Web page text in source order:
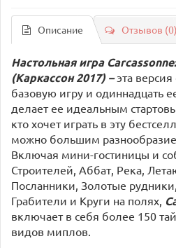
Описание Отзывов (0)
Настольная игра
(Каркассон 2017) –эта версия
базовую игру и одиннадцать
делает ее идеальным
кто хочет играть в эту
можно большим
Включая мини-гостиницы и
Строителей, Аббат, Река,
Посланники, Золотые
Грабители и Круги на полях,
включает в себя более 150
видов миплов.